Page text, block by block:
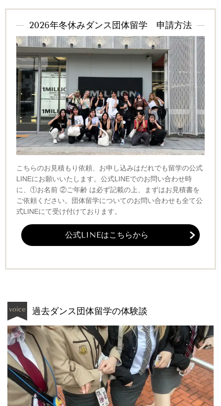
2026年冬休みダンス団体留学 申請方法
こちらのお見積もり依頼、お申し込みはだれでも留学の公式
LINEにお願いいたします。公式LINEでのお問い合わせ時
に、①お名前 ②ご年齢 は必ず記載の上、まずはお見積書を
ご依頼ください。団体留学についてのお問い合わせも全て公
式LINEにて受け付けております。
公式LINEはこちらから
過去ダンス団体留学の体験談